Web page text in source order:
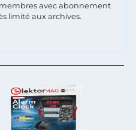
avec abonnement
limité aux archives.